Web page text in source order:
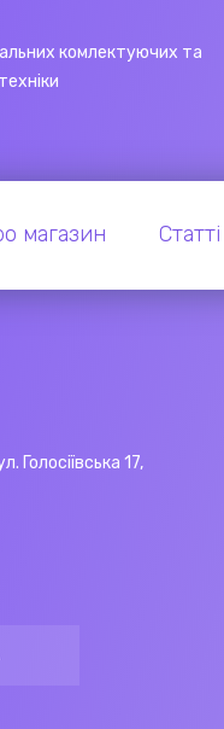
комлектуючих та
магазин Статті
Голосіївська 17,